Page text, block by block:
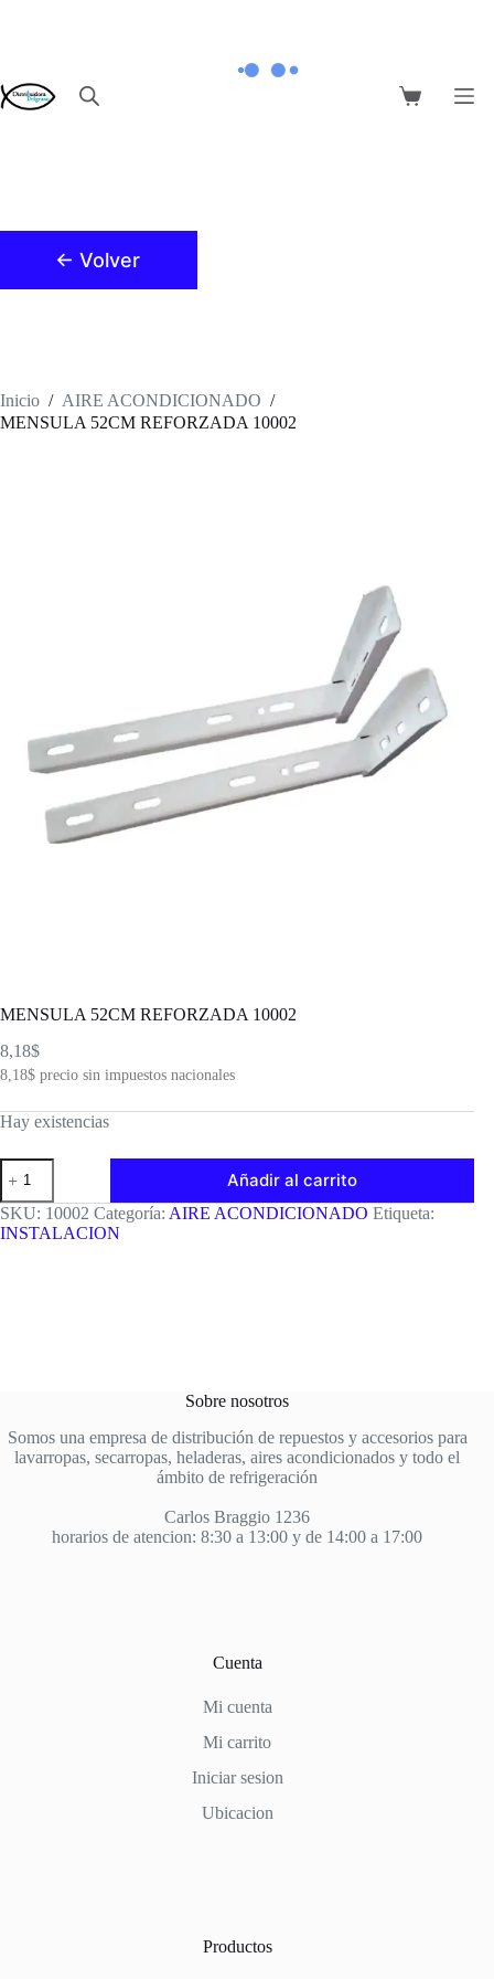
Carro
← Volver
Inicio / AIRE ACONDICIONADO /
MENSULA 52CM REFORZADA 10002
MENSULA 52CM REFORZADA 10002
8,18$
8,18$ precio sin impuestos nacionales
Hay existencias
MENSULA
52CM
REFORZADA
10002
cantidad
Añadir al carrito
SKU: 10002 Categoría: AIRE ACONDICIONADO Etiqueta:
INSTALACION
Sobre nosotros
Somos una empresa de distribución de repuestos y accesorios para
lavarropas, secarropas, heladeras, aires acondicionados y todo el
ámbito de refrigeración
Carlos Braggio 1236
horarios de atencion: 8:30 a 13:00 y de 14:00 a 17:00
Cuenta
Mi cuenta
Mi carrito
Iniciar sesion
Ubicacion
Productos